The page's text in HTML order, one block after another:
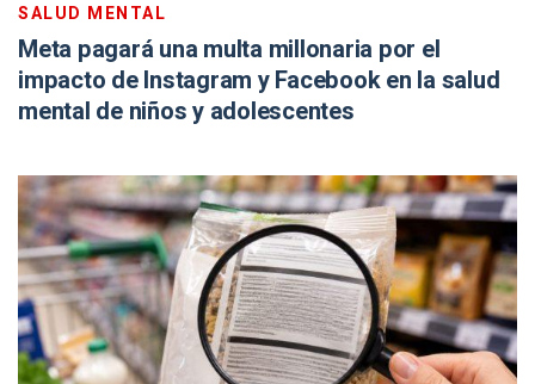
SALUD MENTAL
Meta pagará una multa millonaria por el
impacto de Instagram y Facebook en la salud
mental de niños y adolescentes